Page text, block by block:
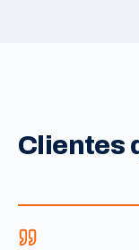
Clientes